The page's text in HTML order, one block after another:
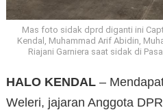
Mas foto sidak dprd diganti ini
Kendal, Muhammad Arif Abidin,
Riajani Garniera saat sidak di
HALO KENDAL –
Weleri, jajaran Anggota